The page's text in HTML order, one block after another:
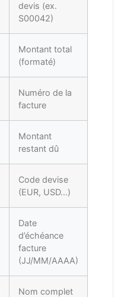
devis (ex.
S00042)
Montant total
(formaté)
Numéro de la
facture
Montant
restant dû
Code devise
(EUR, USD…)
Date
d’échéance
facture
(JJ/MM/AAAA)
Nom complet